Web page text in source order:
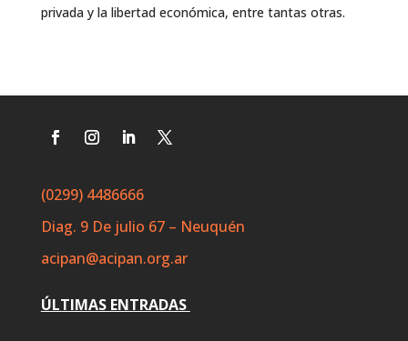
privada y la libertad económica, entre tantas otras.
(0299) 4486666
Diag. 9 De julio 67 – Neuquén
acipan@acipan.org.ar
ÚLTIMAS ENTRADAS